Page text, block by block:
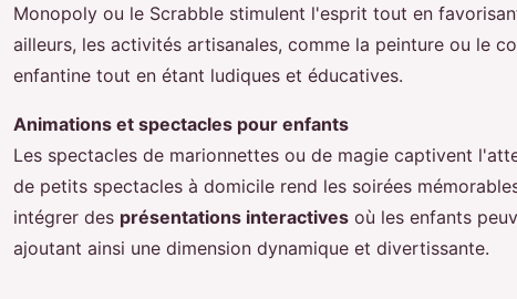
Monopoly ou le Scrabble stimulent l'esprit tout en
ailleurs, les activités artisanales, comme la peinture ou le
enfantine tout en étant ludiques et éducatives.
Animations et spectacles pour enfants
Les spectacles de marionnettes ou de magie captivent
de petits spectacles à domicile rend les soirées
intégrer des présentations interactives où les enfants
ajoutant ainsi une dimension dynamique et divertissante.